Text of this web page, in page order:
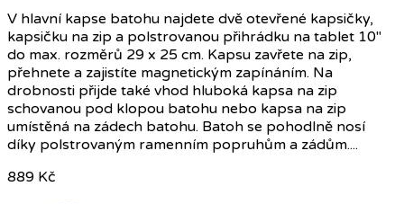
V hlavní kapse batohu najdete dvě otevřené kapsičky,
kapsičku na zip a polstrovanou přihrádku na tablet 10"
do max. rozměrů 29 x 25 cm. Kapsu zavřete na zip,
přehnete a zajistíte magnetickým zapínáním. Na
drobnosti přijde také vhod hluboká kapsa na zip
schovanou pod klopou batohu nebo kapsa na zip
umístěná na zádech batohu. Batoh se pohodlně nosí
díky polstrovaným ramenním popruhům a zádům....
889 Kč